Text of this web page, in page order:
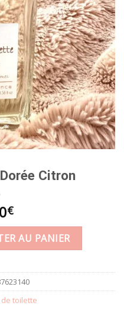
Citron
€
Dorée Citron
AU PANIER
de toilette